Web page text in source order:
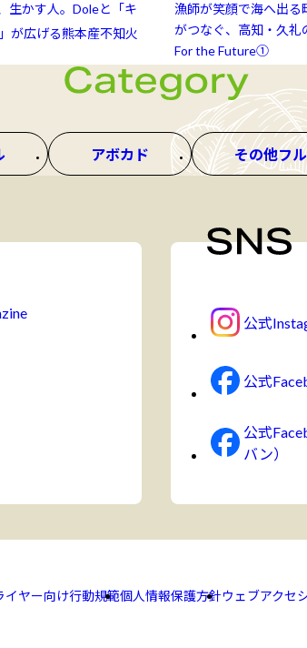
生かす人。Doleと「キ
が広げる熊本産不知火
漁師が笑顔で海へ出る
がつなぐ、高知・久礼
For the Future①
アボカド その他フ
公式
公式
公式
バン）
イヤー向け行動規範個人情報保護方針ウェブアクセ